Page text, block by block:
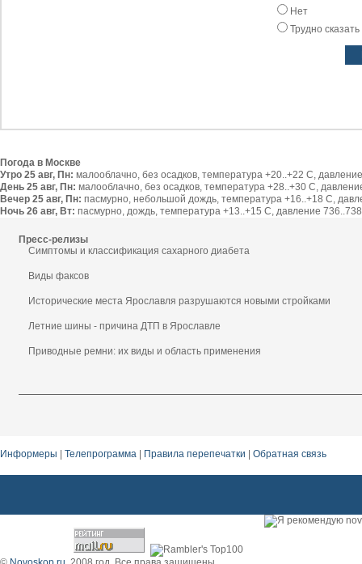
Нет
Трудно сказать
Погода в Москве
Утро 25 авг, Пн: малооблачно, без осадков, температура +20..+22 С,
День 25 авг, Пн: малооблачно, без осадков, температура +28..+30 С,
Вечер 25 авг, Пн: пасмурно, небольшой дождь, температура +16..+18 С,
Ночь 26 авг, Вт: пасмурно, дождь, температура +13..+15 С, давление
Пресс-релизы
Симптомы и классификация сахарного диабета
Виды факсов
Исторические места Ярославля разрушаются новыми стройками
Летние шины - причина ДТП в Ярославле
Приводные ремни: их виды и область применения
Информеры Телепрограмма Правила перепечатки Обратная связь